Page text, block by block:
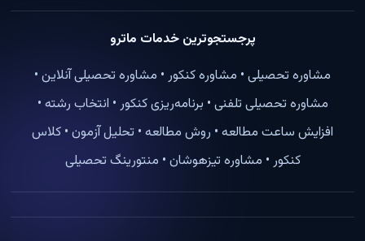
پرجستجوترین خدمات ماترو
مشاوره تحصیلی • مشاوره کنکور • مشاوره تحصیلی آنلاین •
مشاوره تحصیلی تلفنی • برنامه‌ریزی کنکور • انتخاب رشته •
افزایش ساعت مطالعه • روش مطالعه • تحلیل آزمون • کلاس
کنکور • مشاوره تیزهوشان • منتورینگ تحصیلی